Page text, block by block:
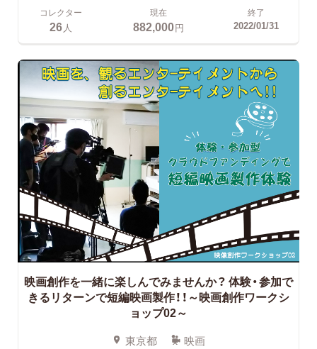
コレクター
26 人
現在
882,000円
終了
2022/01/31
映画創作を一緒に楽しんでみませんか？ 体験・参加で
きるリターンで短編映画製作！！～映画創作ワークシ
ョップ02～
東京都 映画